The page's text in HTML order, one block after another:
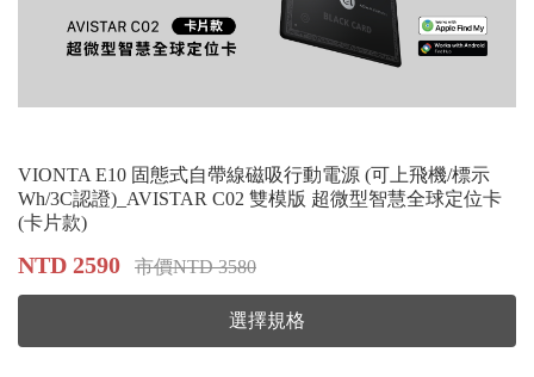
VIONTA E10 固態式自帶線磁吸行動電源 (可上飛機/標示
Wh/3C認證)_AVISTAR C02 雙模版 超微型智慧全球定位卡
(卡片款)
NTD 2590 市價NTD 3580
選擇規格